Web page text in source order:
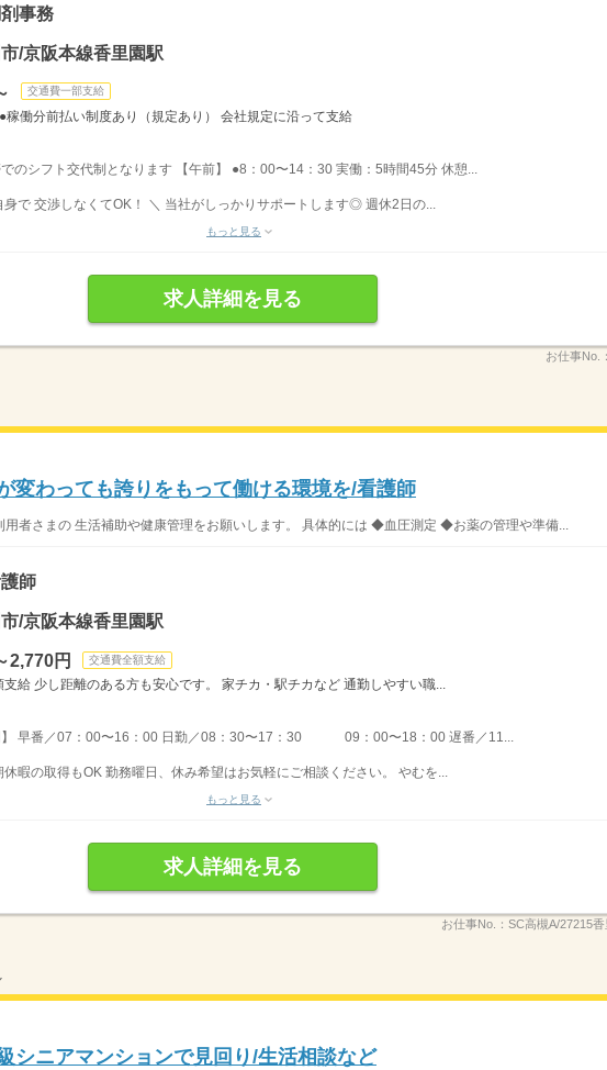
事務
/京阪本線香里園駅
交通費一部支給
稼働分前払い制度あり（規定あり） 会社規定に沿って支給
のシフト交代制となります 【午前】 ●8：00〜14：30 実働：5時間45分 休憩...
身で 交渉しなくてOK！ ＼ 当社がしっかりサポートします◎ 週休2日の...
もっと見る
求人詳細を見る
お仕事No.：
変わっても誇りをもって働ける環境を/看護師
用者さまの 生活補助や健康管理をお願いします。 具体的には ◆血圧測定 ◆お薬の管理や準備...
師
/京阪本線香里園駅
2,770円 交通費全額支給
支給 少し距離のある方も安心です。 家チカ・駅チカなど 通勤しやすい職...
】 早番／07：00〜16：00 日勤／08：30〜17：30 09：00〜18：00 遅番／11...
暇の取得もOK 勤務曜日、休み希望はお気軽にご相談ください。 やむを...
もっと見る
求人詳細を見る
お仕事No.： SC高槻A/27215
ニアマンションで見回り/生活相談など